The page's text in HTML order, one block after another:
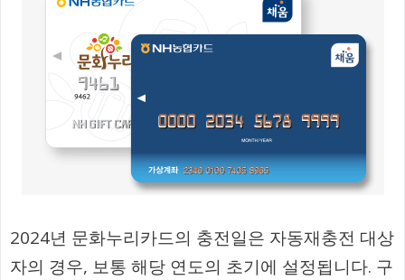
2024년 문화누리카드의 충전일은 자동재충전 대상
자의 경우, 보통 해당 연도의 초기에 설정됩니다. 구